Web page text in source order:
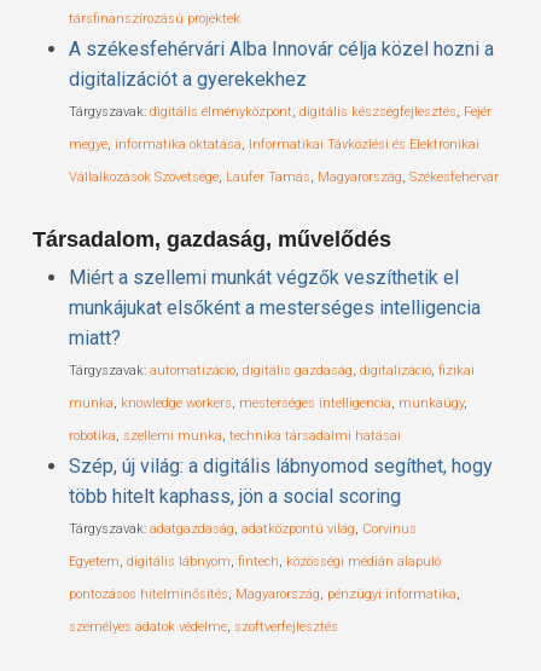
társfinanszírozású projektek
A székesfehérvári Alba Innovár célja közel hozni a
digitalizációt a gyerekekhez
Tárgyszavak: digitális élményközpont, digitális készségfejlesztés, Fejér
megye, informatika oktatása, Informatikai Távközlési és Elektronikai
Vállalkozások Szövetsége, Laufer Tamás, Magyarország, Székesfehérvár
Társadalom, gazdaság, művelődés
Miért a szellemi munkát végzők veszíthetik el
munkájukat elsőként a mesterséges intelligencia
miatt?
Tárgyszavak: automatizáció, digitális gazdaság, digitalizáció, fizikai
munka, knowledge workers, mesterséges intelligencia, munkaügy,
robotika, szellemi munka, technika társadalmi hatásai
Szép, új világ: a digitális lábnyomod segíthet, hogy
több hitelt kaphass, jön a social scoring
Tárgyszavak: adatgazdaság, adatközpontú világ, Corvinus
Egyetem, digitális lábnyom, fintech, közösségi médián alapuló
pontozásos hitelminősítés, Magyarország, pénzügyi informatika,
személyes adatok védelme, szoftverfejlesztés